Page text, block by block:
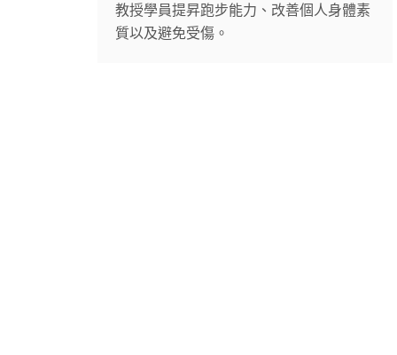
教授學員提昇跑步能力、改善個人身體素
質以及避免受傷。